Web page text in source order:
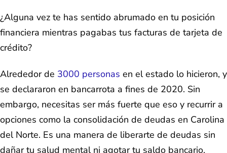
¿Alguna vez te has sentido abrumado en tu posición
financiera mientras pagabas tus facturas de tarjeta de
crédito?
Alrededor de 3000 personas en el estado lo hicieron, y
se declararon en bancarrota a fines de 2020. Sin
embargo, necesitas ser más fuerte que eso y recurrir a
opciones como la consolidación de deudas en Carolina
del Norte. Es una manera de liberarte de deudas sin
dañar tu salud mental ni agotar tu saldo bancario.